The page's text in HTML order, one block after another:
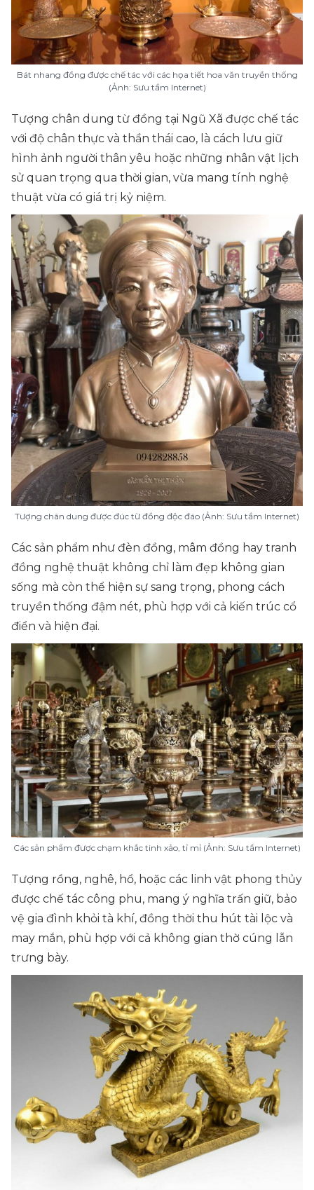
Bát nhang đồng được chế tác với các họa tiết hoa văn truyền thống
(Ảnh: Sưu tầm Internet)
Tượng chân dung từ đồng tại Ngũ Xã được chế tác
với độ chân thực và thần thái cao, là cách lưu giữ
hình ảnh người thân yêu hoặc những nhân vật lịch
sử quan trọng qua thời gian, vừa mang tính nghệ
thuật vừa có giá trị kỷ niệm.
Tượng chân dung được đúc từ đồng độc đáo (Ảnh: Sưu tầm Internet)
Các sản phẩm như đèn đồng, mâm đồng hay tranh
đồng nghệ thuật không chỉ làm đẹp không gian
sống mà còn thể hiện sự sang trọng, phong cách
truyền thống đậm nét, phù hợp với cả kiến trúc cổ
điển và hiện đại.
Các sản phẩm được chạm khắc tinh xảo, tỉ mỉ (Ảnh: Sưu tầm Internet)
Tượng rồng, nghê, hổ, hoặc các linh vật phong thủy
được chế tác công phu, mang ý nghĩa trấn giữ, bảo
vệ gia đình khỏi tà khí, đồng thời thu hút tài lộc và
may mắn, phù hợp với cả không gian thờ cúng lẫn
trưng bày.